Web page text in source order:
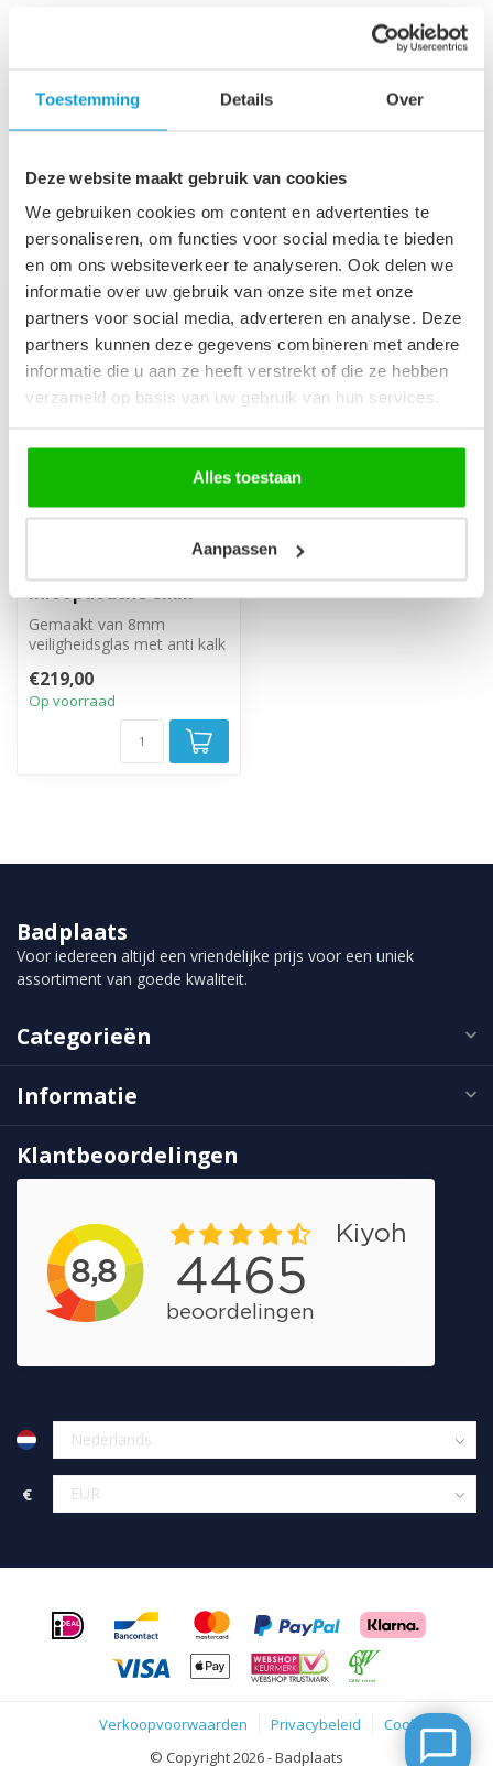
Toestemming Details Over
Deze website maakt gebruik van cookies
We gebruiken cookies om content en advertenties te
personaliseren, om functies voor social media te bieden
en om ons websiteverkeer te analyseren. Ook delen we
informatie over uw gebruik van onze site met onze
partners voor social media, adverteren en analyse. Deze
partners kunnen deze gegevens combineren met andere
informatie die u aan ze heeft verstrekt of die ze hebben
verzameld op basis van uw gebruik van hun services.
Alles toestaan
Aanpassen
Productomschrijving
Recent bekeken
Douchewand Florida
90 x 200 cm - goud -
inloopdouche 8mm
Gemaakt van 8mm
veiligheidsglas met anti kalk
stabilisati...
€219,00
Op voorraad
Badplaats
Voor iedereen altijd een vriendelijke prijs voor een uniek
assortiment van goede kwaliteit.
Categorieën
Informatie
Klantbeoordelingen
€
Verkoopvoorwaarden Privacybeleid
Cookies
© Copyright 2026 - Badplaats